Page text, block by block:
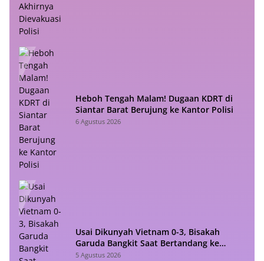
Heboh Tengah Malam! Dugaan KDRT di
Siantar Barat Berujung ke Kantor Polisi
6 Agustus 2026
Usai Dikunyah Vietnam 0-3, Bisakah
Garuda Bangkit Saat Bertandang ke
Singapura?
5 Agustus 2026